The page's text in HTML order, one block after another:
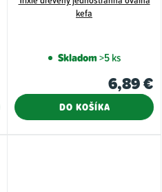
kefa
Skladom>5 ks
6,89 €
DO KOŠÍKA